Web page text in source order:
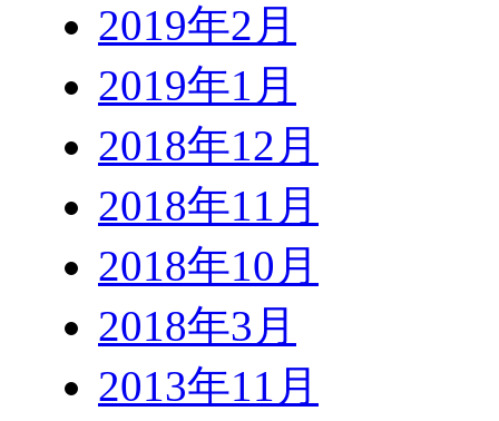
2019年2月
2019年1月
2018年12月
2018年11月
2018年10月
2018年3月
2013年11月